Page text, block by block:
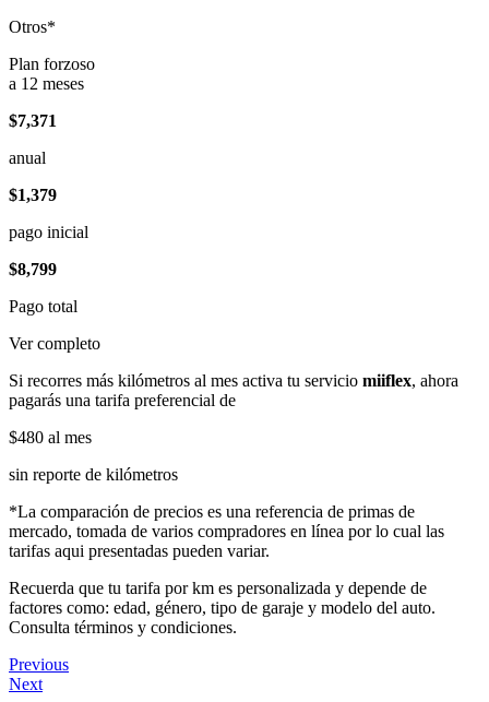
Otros*
Plan forzoso
a 12 meses
$7,371
anual
$1,379
pago inicial
$8,799
Pago total
Ver completo
Si recorres más kilómetros al mes activa tu servicio miiflex, ahora
pagarás una tarifa preferencial de
$480 al mes
sin reporte de kilómetros
*La comparación de precios es una referencia de primas de
mercado, tomada de varios compradores en línea por lo cual las
tarifas aqui presentadas pueden variar.
Recuerda que tu tarifa por km es personalizada y depende de
factores como: edad, género, tipo de garaje y modelo del auto.
Consulta términos y condiciones.
Previous
Next